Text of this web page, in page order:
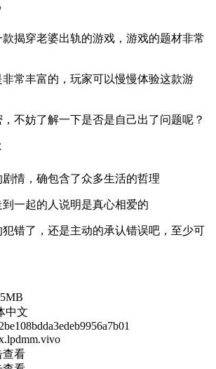
揭穿老婆出轨的游戏，游戏的题材非常
常丰富的，玩家可以慢慢体验这款游
不妨了解一下是否是自己出了问题呢？
情，确包含了众多生活的哲理
一起的人说明是真心相爱的
错了，还是主动的承认错误吧，至少可
中文
查看